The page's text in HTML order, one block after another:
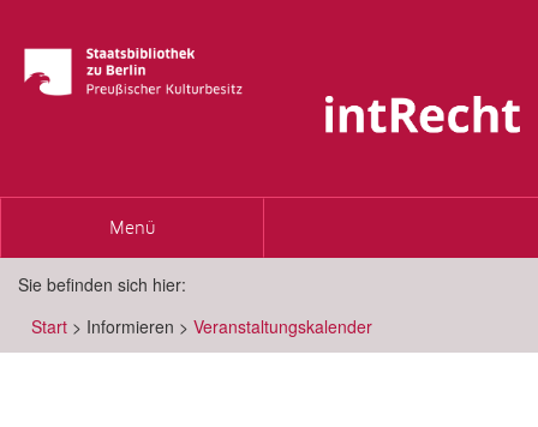
Toggle
Menü
Sie befinden sich hier:
Start > Informieren > Veranstaltungskalender